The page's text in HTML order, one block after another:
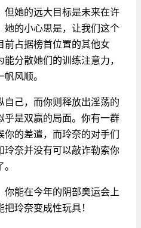
但她的远大目标是未来在许
她的小心思是，让我们这个
前占据榜首位置的其他女
分散她们的训练注意力，
风顺。
自己，而你则释放出淫荡的
乎是双赢的局面。你有一群
的差遣，而玲奈的对手们
玲奈并没有可以敲诈勒索你
能在今年的阴部奥运会上
玲奈变成性玩具！